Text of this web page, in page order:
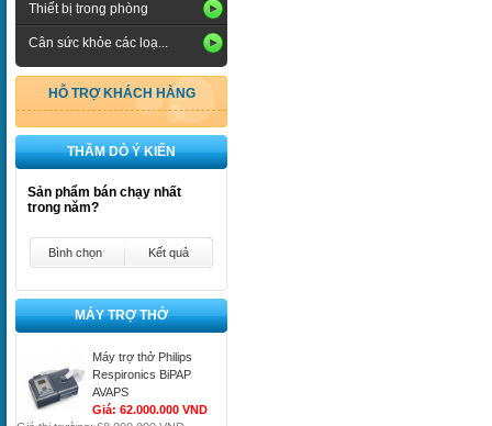
Thiết bị trong phòng
Cân sức khỏe các loạ...
HỖ TRỢ KHÁCH HÀNG
THĂM DÒ Ý KIẾN
Sản phẩm bán chạy nhất
trong năm?
Bình chọn Kết quả
MÁY TRỢ THỞ
Máy trợ thở Philips
Respironics BiPAP
AVAPS
Giá: 62.000.000 VND